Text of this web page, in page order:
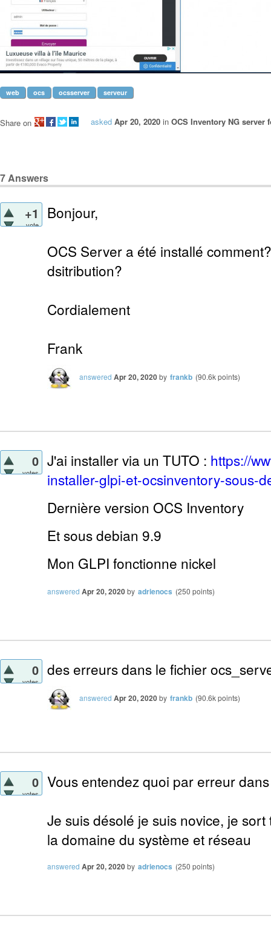
web ocs ocsserver serveur
asked Apr 20, 2020 in OCS Inventory NG server
Share on
7Answers
+1
vote
Bonjour,
OCS Server a été installé
dsitribution?
Cordialement
Frank
answered Apr 20, 2020by frankb (90.6kpoints)
0
votes
J'ai installer via un TUTO : https://
installer-glpi-et-ocsinventory-sous-
Dernière version OCS Inventory
Et sous debian 9.9
Mon GLPI fonctionne nickel
answered Apr 20, 2020by adrienocs (250 points)
0
votes
des erreurs dans le fichier
answered Apr 20, 2020by frankb (90.6kpoints)
0
votes
Vous entendez quoi par erreur
Je suis désolé je suis novice, je
la domaine du système et réseau
answered Apr 20, 2020by adrienocs (250 points)